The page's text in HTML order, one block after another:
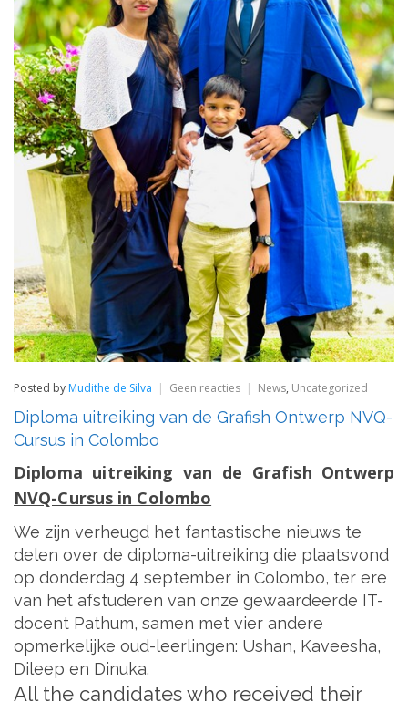
Posted by Mudithe de Silva Geen reactiesop
uitreiking
Grafish
Ontwerp
in
Colombo
News, Uncategorized
Diploma uitreiking van de Grafish Ontwerp NVQ-
Cursus in Colombo
Diploma uitreiking van de Grafish Ontwerp
NVQ-Cursus in Colombo
We zijn verheugd het fantastische nieuws te
delen over de diploma-uitreiking die plaatsvond
op donderdag 4 september in Colombo, ter ere
van het afstuderen van onze gewaardeerde IT-
docent Pathum, samen met vier andere
opmerkelijke oud-leerlingen: Ushan, Kaveesha,
Dileep en Dinuka.
All the candidates who received their